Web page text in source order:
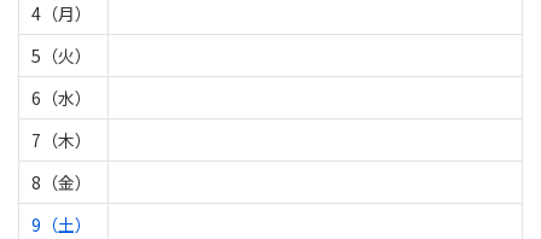
4（月）
5（火）
6（水）
7（木）
8（金）
9（土）